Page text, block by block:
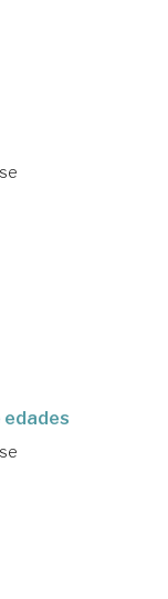
edades